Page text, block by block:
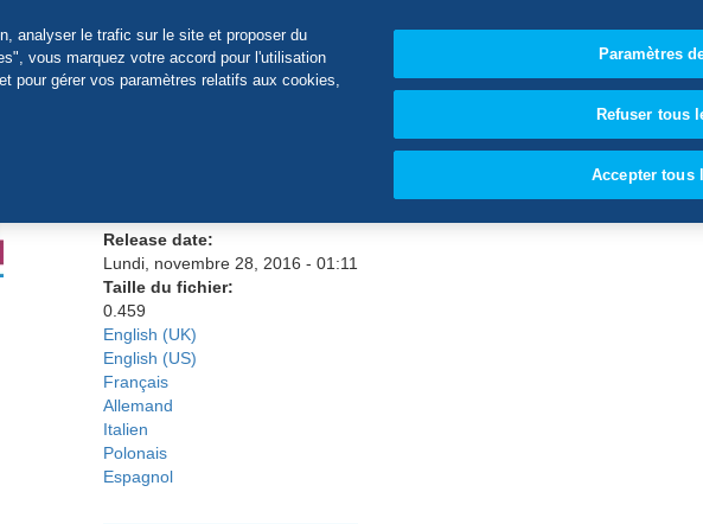
télèchargement Notre société
EN_Maxcem-Elite-Chrom-SS
Release date:
Lundi, novembre 28, 2016 - 01:11
Taille du fichier:
0.459
English (UK)
English (US)
Français
Allemand
Italien
Polonais
Espagnol
analyser le trafic sur le site et proposer du
vous marquez votre accord pour l'utilisation
pour gérer vos paramètres relatifs aux cookies,
Paramètres
Refuser tous
Accepter tous